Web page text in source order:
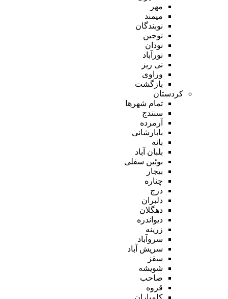
مهر
میمند
نوبندگان
نوجین
نودان
نورآباد
نی ریز
وراوی
بازگشت
کردستان
تمام شهر‌ها
سنندج
آرمرده
بابارشانی
بانه
بلبان آباد
بوئین سفلی
بیجار
چناره
دزج
دلبران
دهگلان
دیواندره
زرینه
سروآباد
سریش آباد
سقز
شویشه
صاحب
قروه
کامیاران